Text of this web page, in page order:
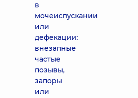
в
мочеиспускании
или
дефекации:
внезапные
частые
позывы,
запоры
или